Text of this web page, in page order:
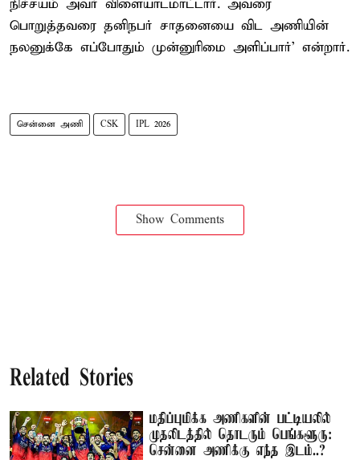
நிச்சயம் அவர் விளையாடமாட்டார். அவரை
பொறுத்தவரை தனிநபர் சாதனையை விட அணியின்
நலனுக்கே எப்போதும் முன்னுரிமை அளிப்பார்' என்றார்.
சென்னை அணி CSK IPL 2026
Show Comments
Related Stories
மதிப்புமிக்க அணிகளின் பட்டியலில்
முதலிடத்தில் தொடரும் பெங்களூரு:
சென்னை அணிக்கு எந்த இடம்..?